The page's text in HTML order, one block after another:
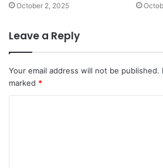
October 2, 2025
Leave a Reply
Your email address will not be published.
marked *